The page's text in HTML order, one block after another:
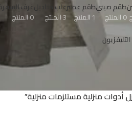
طقم صيني
0 المنتج
طقم عصير
1 المنتج
علب مناديل
3 المنتج
غرف
0 المنتج
منزلية مستلزمات منزلية”